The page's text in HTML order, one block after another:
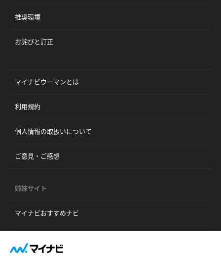
推奨環境
お詫びと訂正
マイナビウーマンとは
利用規約
個人情報の取扱いについて
ご意見・ご感想
姉妹サイト
マイナビおすすめナビ